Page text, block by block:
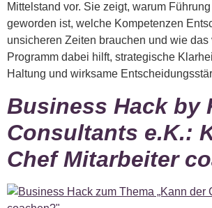
Mittelstand vor. Sie zeigt, warum
geworden ist, welche Kompetenzen
unsicheren Zeiten brauchen und wie das
Programm dabei hilft, strategische
Haltung und wirksame
Business Hack by
Consultants e.K.:
Chef Mitarbeiter